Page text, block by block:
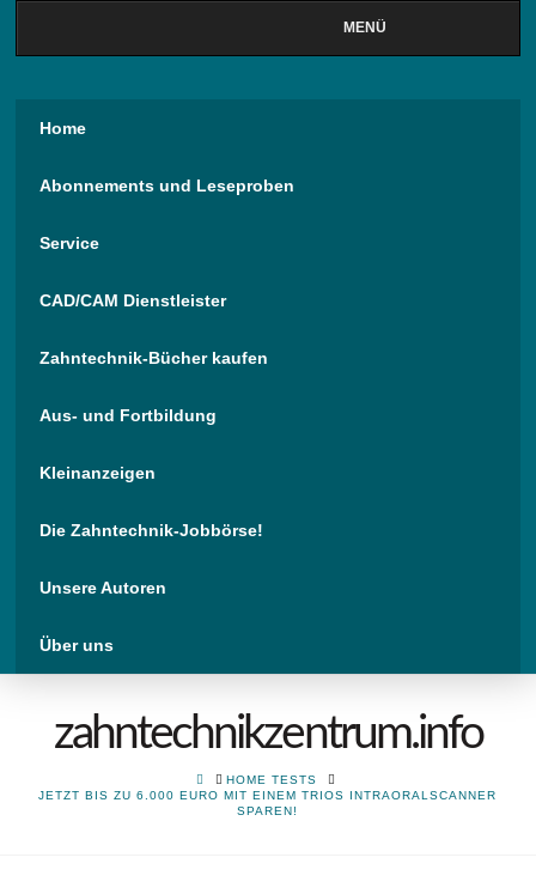
MENÜ
Home
Abonnements und Leseproben
Service
CAD/CAM Dienstleister
Zahntechnik-Bücher kaufen
Aus- und Fortbildung
Kleinanzeigen
Die Zahntechnik-Jobbörse!
Unsere Autoren
Über uns
zahntechnikzentrum.info
HOMEHOME TESTS
JETZT BIS ZU 6.000 EURO MIT EINEM TRIOS INTRAORALSCANNER
SPAREN!